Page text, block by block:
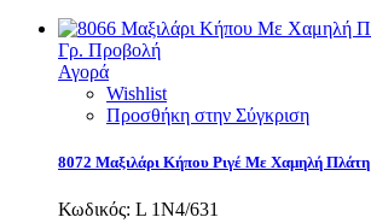
Γρ. Προβολή
Αγορά
Wishlist
Προσθήκη στην Σύγκριση
8072 Μαξιλάρι Κήπου Ριγέ Με Χαμηλή Πλάτη
Κωδικός: L 1N4/631